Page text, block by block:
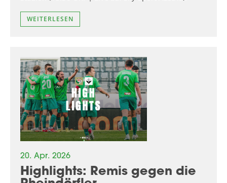
WEITERLESEN
20. Apr. 2026
Highlights: Remis gegen die